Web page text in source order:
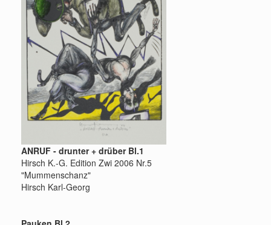
ANRUF - drunter + drüber Bl.1
Hirsch K.-G. Edition Zwi 2006 Nr.5
"Mummenschanz"
Hirsch Karl-Georg